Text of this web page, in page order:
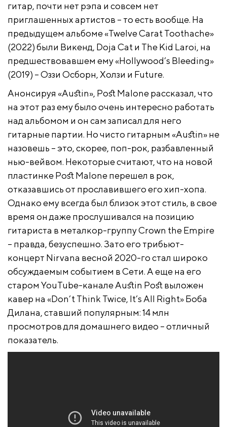
гитар, почти нет рэпа и совсем нет
приглашенных артистов – то есть вообще. На
предыдущем альбоме «Twelve Carat Toothache»
(2022) были Викенд, Doja Cat и The Kid Laroi, на
предшествовавшем ему «Hollywood’s Bleeding»
(2019) – Оззи Осборн, Холзи и Future.
Анонсируя «Austin», Post Malone рассказал, что
на этот раз ему было очень интересно работать
над альбомом и он сам записал для него
гитарные партии. Но чисто гитарным «Austin» не
назовешь – это, скорее, поп-рок, разбавленный
нью-вейвом. Некоторые считают, что на новой
пластинке Post Malone перешел в рок,
отказавшись от прославившего его хип-хопа.
Однако ему всегда был близок этот стиль, в свое
время он даже прослушивался на позицию
гитариста в металкор-группу Crown the Empire
– правда, безуспешно. Зато его трибьют-
концерт Nirvana весной 2020-го стал широко
обсуждаемым событием в Сети. А еще на его
старом YouTube-канале Austin Post выложен
кавер на «Don’t Think Twice, It’s All Right» Боба
Дилана, ставший популярным: 14 млн
просмотров для домашнего видео – отличный
показатель.